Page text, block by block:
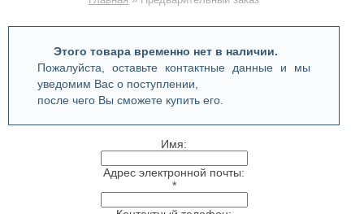
Этого товара временно нет в наличии.
Пожалуйста, оставьте контактные данные и мы
уведомим Вас о поступлении,
после чего Вы сможете купить его.
Имя:
Адрес электронной почты:
*